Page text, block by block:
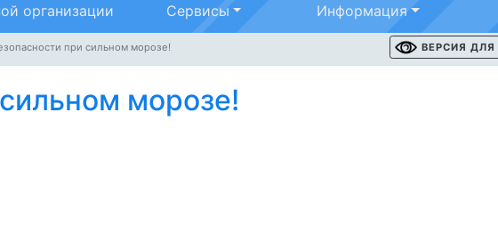
организации Сервисы Информация
при сильном морозе! ВЕРСИЯ
морозе!